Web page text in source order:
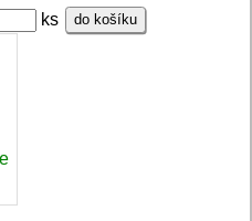
ks do košíku